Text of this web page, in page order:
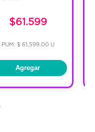
$61.599
PUM: $ 61,599.00 U
Agregar